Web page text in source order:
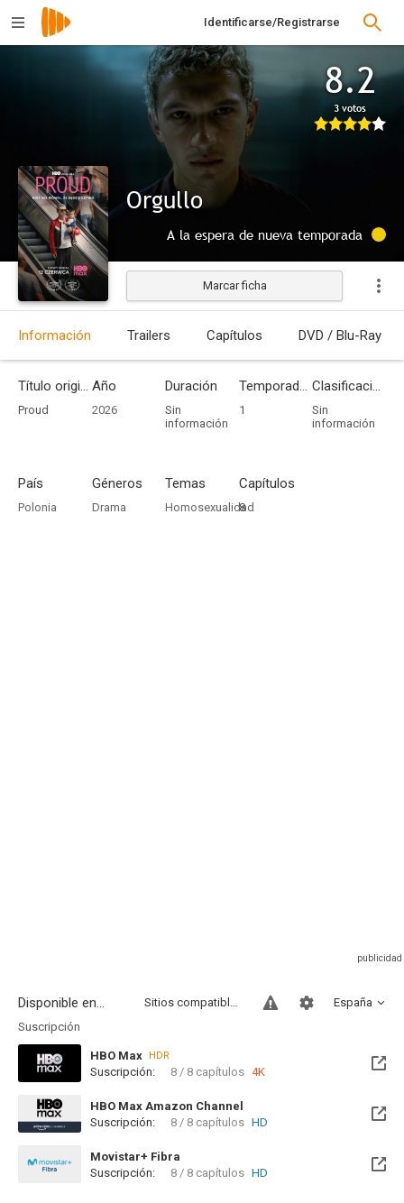
Identificarse/Registrarse
8.2
3 votos
Orgullo
A la espera de nueva temporada
Marcar ficha
Información Trailers Capítulos DVD / Blu-Ray
Título original
Proud
Año
2026
Duración
Sin
información
Temporadas
1
Clasificación por edades
Sin
información
País
Polonia
Géneros
Drama
Temas
Homosexualidad
Capítulos
8
Disponible en... España
Sitios compatibles
Suscripción
HBO Max HDR
Suscripción: 8 / 8 capítulos 4K
HBO Max Amazon Channel
Suscripción:
8 / 8 capítulos HD
Movistar+ Fibra
Disponible hasta el Mié, 11 Jun 2031 (Quedan 4 años)
Suscripción: 8 / 8 capítulos HD